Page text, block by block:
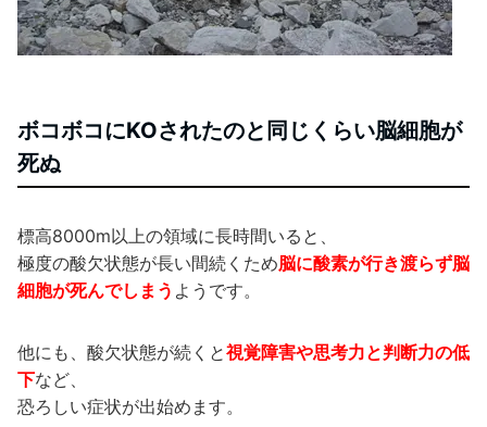
ボコボコにKOされたのと同じくらい脳細胞が
死ぬ
標高8000m以上の領域に長時間いると、
極度の酸欠状態が長い間続くため脳に酸素が行き渡らず脳
細胞が死んでしまう ようです。
他にも、酸欠状態が続くと視覚障害や思考力と判断力の低
下など、
恐ろしい症状が出始めます。